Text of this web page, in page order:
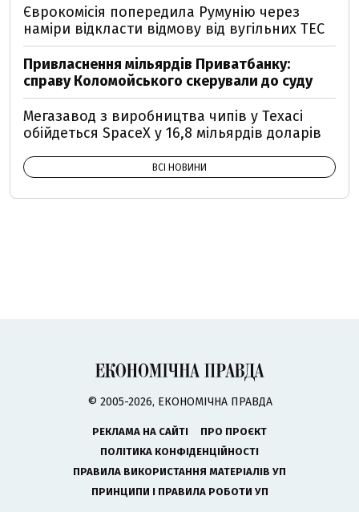
Єврокомісія попередила Румунію через
наміри відкласти відмову від вугільних ТЕС
Привласнення мільярдів Приватбанку:
справу Коломойського скерували до суду
Мегазавод з виробництва чипів у Техасі
обійдеться SpaceX у 16,8 мільярдів доларів
ВСІ НОВИНИ
© 2005-2026, ЕКОНОМІЧНА ПРАВДА
РЕКЛАМА НА САЙТІ
ПРО ПРОЄКТ
ПОЛІТИКА КОНФІДЕНЦІЙНОСТІ
ПРАВИЛА ВИКОРИСТАННЯ МАТЕРІАЛІВ УП
ПРИНЦИПИ І ПРАВИЛА РОБОТИ УП